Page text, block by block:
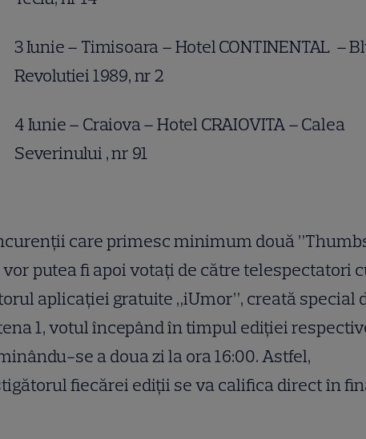
3 Iunie – Timisoara – Hotel CONTINENTAL –
Revolutiei 1989, nr 2
4 Iunie – Craiova – Hotel CRAIOVITA – Calea
Severinului , nr 91
ții care primesc minimum două
vor putea fi apoi votaţi de către telespectatori
aplicaţiei gratuite „iUmor”, creată special
1, votul începând în timpul ediţiei
se a doua zi la ora 16:00. Astfel,
fiecărei ediții se va califica direct în